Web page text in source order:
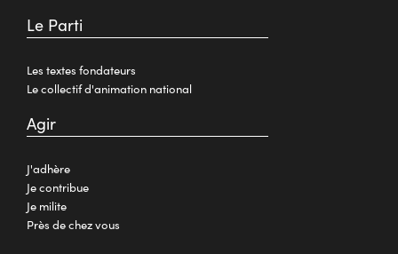
Le Parti
Les textes fondateurs
Le collectif d'animation national
Agir
J'adhère
Je contribue
Je milite
Près de chez vous